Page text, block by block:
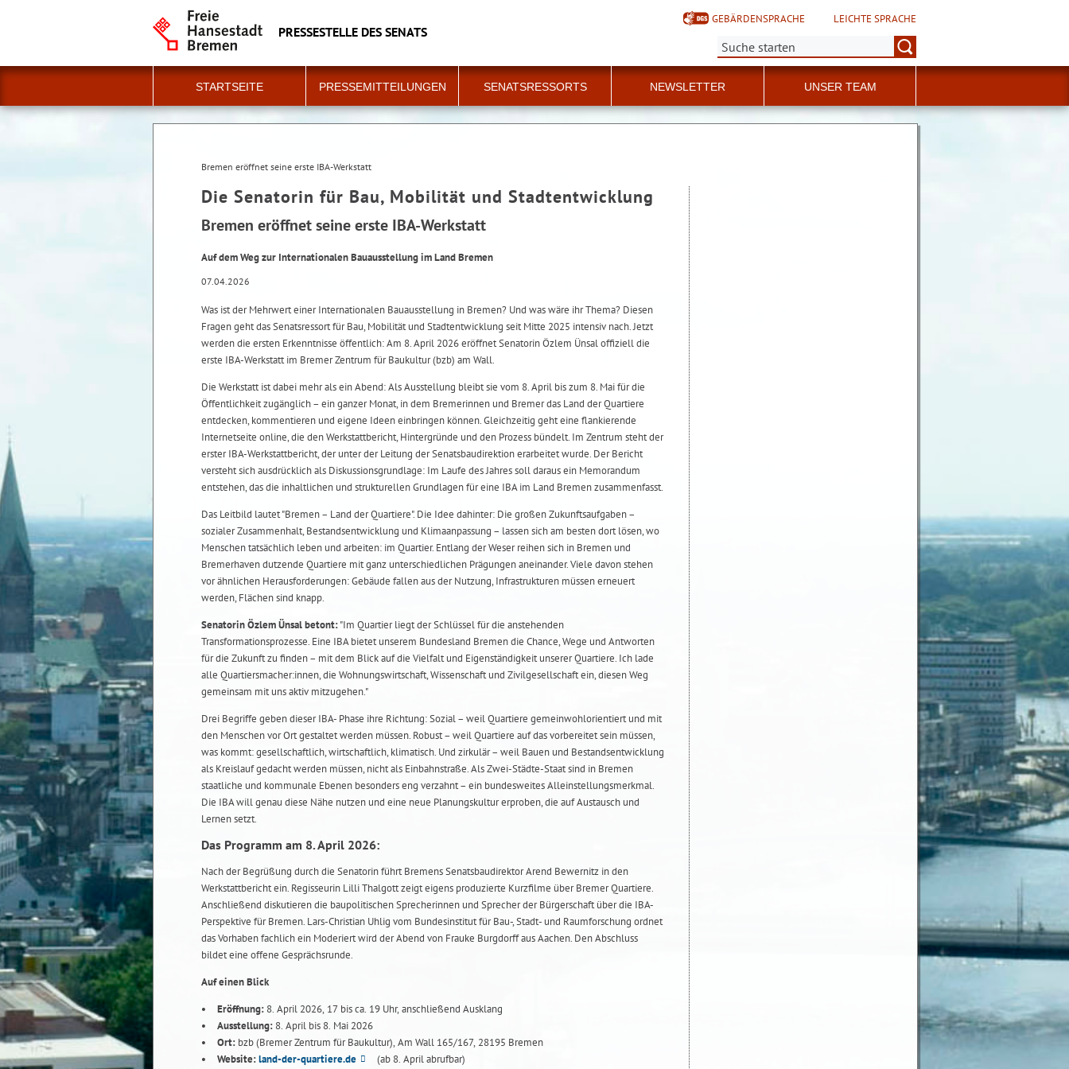
PRESSESTELLE DES SENATS
GEBÄRDENSPRACHE
LEICHTE SPRACHE
Suche:
STARTSEITE PRESSEMITTEILUNGEN SENATSRESSORTS NEWSLETTER UNSER TEAM
Bremen eröffnet seine erste IBA-Werkstatt
Die Senatorin für Bau, Mobilität und Stadtentwicklung
Bremen eröffnet seine erste IBA-Werkstatt
Auf dem Weg zur Internationalen Bauausstellung im Land Bremen
07.04.2026
Was ist der Mehrwert einer Internationalen Bauausstellung in Bremen? Und was wäre ihr Thema? Diesen
Fragen geht das Senatsressort für Bau, Mobilität und Stadtentwicklung seit Mitte 2025 intensiv nach. Jetzt
werden die ersten Erkenntnisse öffentlich: Am 8. April 2026 eröffnet Senatorin Özlem Ünsal offiziell die
erste IBA-Werkstatt im Bremer Zentrum für Baukultur (bzb) am Wall.
Die Werkstatt ist dabei mehr als ein Abend: Als Ausstellung bleibt sie vom 8. April bis zum 8. Mai für die
Öffentlichkeit zugänglich – ein ganzer Monat, in dem Bremerinnen und Bremer das Land der Quartiere
entdecken, kommentieren und eigene Ideen einbringen können. Gleichzeitig geht eine flankierende
Internetseite online, die den Werkstattbericht, Hintergründe und den Prozess bündelt. Im Zentrum steht der
erster IBA-Werkstattbericht, der unter der Leitung der Senatsbaudirektion erarbeitet wurde. Der Bericht
versteht sich ausdrücklich als Diskussionsgrundlage: Im Laufe des Jahres soll daraus ein Memorandum
entstehen, das die inhaltlichen und strukturellen Grundlagen für eine IBA im Land Bremen zusammenfasst.
Das Leitbild lautet "Bremen – Land der Quartiere". Die Idee dahinter: Die großen Zukunftsaufgaben –
sozialer Zusammenhalt, Bestandsentwicklung und Klimaanpassung – lassen sich am besten dort lösen, wo
Menschen tatsächlich leben und arbeiten: im Quartier. Entlang der Weser reihen sich in Bremen und
Bremerhaven dutzende Quartiere mit ganz unterschiedlichen Prägungen aneinander. Viele davon stehen
vor ähnlichen Herausforderungen: Gebäude fallen aus der Nutzung, Infrastrukturen müssen erneuert
werden, Flächen sind knapp.
Senatorin Özlem Ünsal betont:"Im Quartier liegt der Schlüssel für die anstehenden
Transformationsprozesse. Eine IBA bietet unserem Bundesland Bremen die Chance, Wege und Antworten
für die Zukunft zu finden – mit dem Blick auf die Vielfalt und Eigenständigkeit unserer Quartiere. Ich lade
alle Quartiersmacher:innen, die Wohnungswirtschaft, Wissenschaft und Zivilgesellschaft ein, diesen Weg
gemeinsam mit uns aktiv mitzugehen."
Drei Begriffe geben dieser IBA- Phase ihre Richtung: Sozial – weil Quartiere gemeinwohlorientiert und mit
den Menschen vor Ort gestaltet werden müssen. Robust – weil Quartiere auf das vorbereitet sein müssen,
was kommt: gesellschaftlich, wirtschaftlich, klimatisch. Und zirkulär – weil Bauen und Bestandsentwicklung
als Kreislauf gedacht werden müssen, nicht als Einbahnstraße. Als Zwei-Städte-Staat sind in Bremen
staatliche und kommunale Ebenen besonders eng verzahnt – ein bundesweites Alleinstellungsmerkmal.
Die IBA will genau diese Nähe nutzen und eine neue Planungskultur erproben, die auf Austausch und
Lernen setzt.
Das Programm am 8. April 2026:
Nach der Begrüßung durch die Senatorin führt Bremens Senatsbaudirektor Arend Bewernitz in den
Werkstattbericht ein. Regisseurin Lilli Thalgott zeigt eigens produzierte Kurzfilme über Bremer Quartiere.
Anschließend diskutieren die baupolitischen Sprecherinnen und Sprecher der Bürgerschaft über die IBA-
Perspektive für Bremen. Lars-Christian Uhlig vom Bundesinstitut für Bau-, Stadt- und Raumforschung ordnet
das Vorhaben fachlich ein Moderiert wird der Abend von Frauke Burgdorff aus Aachen. Den Abschluss
bildet eine offene Gesprächsrunde.
Auf einen Blick
Eröffnung: 8. April 2026, 17 bis ca. 19 Uhr, anschließend Ausklang
Ausstellung: 8. April bis 8. Mai 2026
Ort: bzb (Bremer Zentrum für Baukultur), Am Wall 165/167, 28195 Bremen
Website:land-der-quartiere.de (ab 8. April abrufbar)